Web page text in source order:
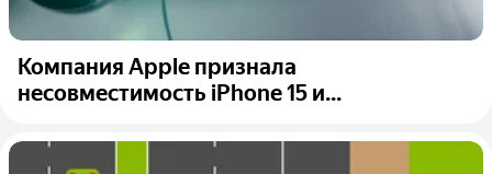
Компания Apple признала
несовместимость iPhone 15 и...